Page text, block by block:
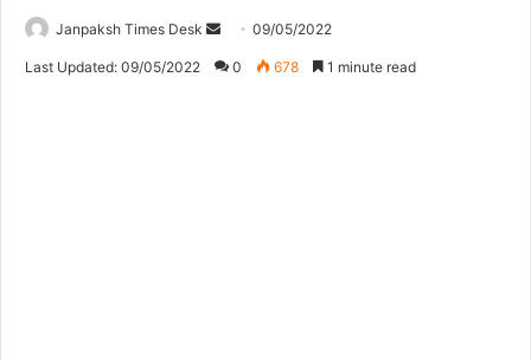
Janpaksh Times Desk
e
09/05/2022
Last Updated: 09/05/2022 0 678 1 minute read